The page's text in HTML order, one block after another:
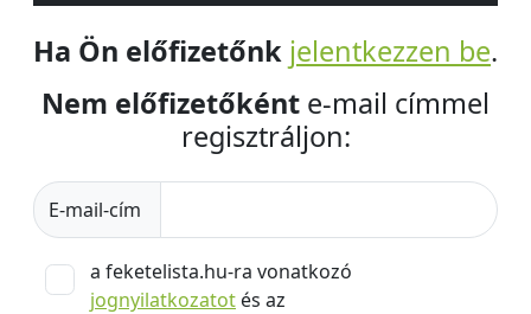
Ha Ön előfizetőnk jelentkezzen be.
Nem előfizetőként e-mail címmel
regisztráljon:
E-mail-cím
a feketelista.hu-ra vonatkozó
jognyilatkozatot és az